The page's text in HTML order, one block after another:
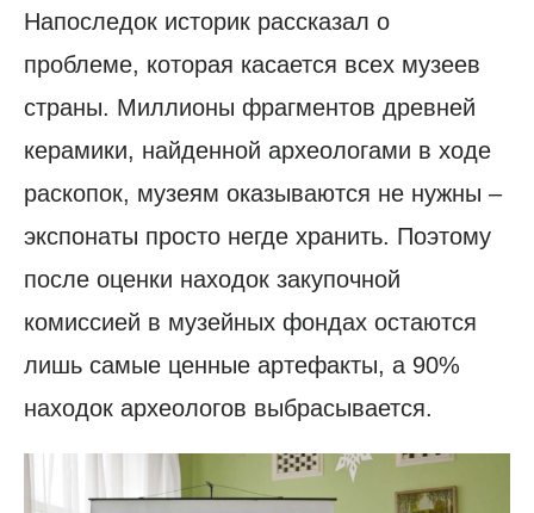
Напоследок историк рассказал о
проблеме, которая касается всех музеев
страны. Миллионы фрагментов древней
керамики, найденной археологами в ходе
раскопок, музеям оказываются не нужны –
экспонаты просто негде хранить. Поэтому
после оценки находок закупочной
комиссией в музейных фондах остаются
лишь самые ценные артефакты, а 90%
находок археологов выбрасывается.